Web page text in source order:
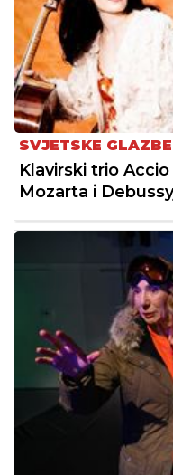
SVJETSKE
Klavirski trio
Mozarta i